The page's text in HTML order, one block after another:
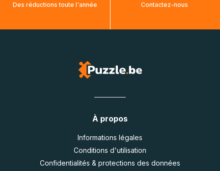
Des réductions toute l'année
Contactez-nous
À propos
Informations légales
Conditions d'utilisation
Confidentialités & protections des données